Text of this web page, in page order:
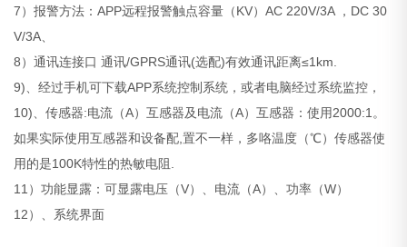
7）报警方法：APP远程报警触点容量（KV）AC 220V/3A ，DC 30
V/3A、
8）通讯连接口 通讯/GPRS通讯(选配)有效通讯距离≤1km.
9)、经过手机可下载APP系统控制系统，或者电脑经过系统监控，
10)、传感器:电流（A）互感器及电流（A）互感器：使用2000:1。
如果实际使用互感器和设备配,置不一样，多咯温度（℃）传感器使
用的是100K特性的热敏电阻.
11）功能显露：可显露电压（V）、电流（A）、功率（W）
12）、系统界面